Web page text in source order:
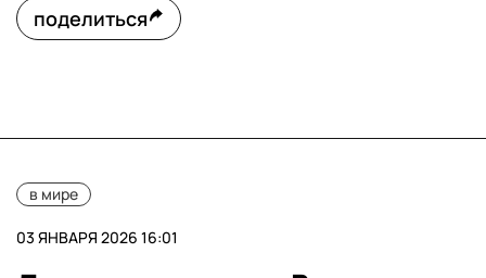
поделиться
в мире
03 ЯНВАРЯ 2026 16:01